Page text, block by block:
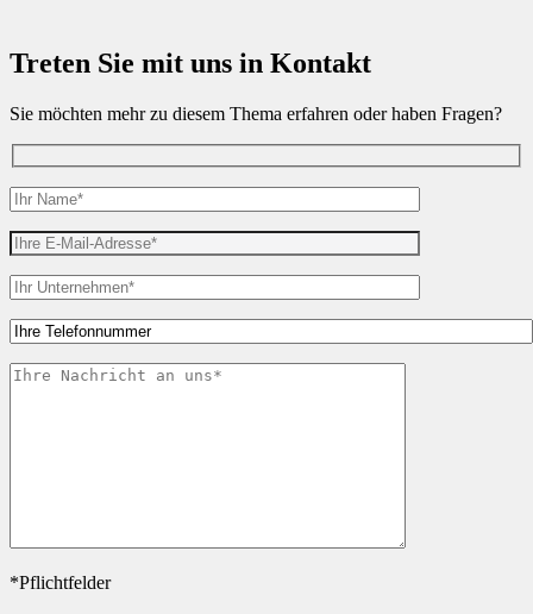
Treten Sie mit uns in Kontakt
Sie möchten mehr zu diesem Thema erfahren oder haben Fragen?
*Pflichtfelder